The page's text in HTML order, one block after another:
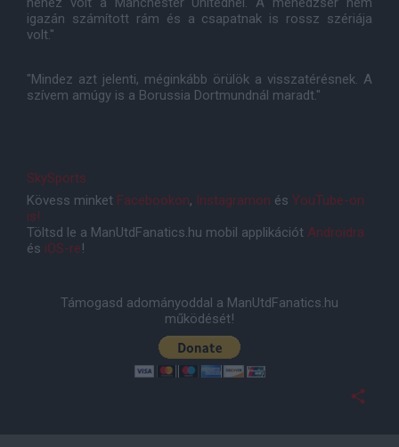
igazán számított rám és a csapatnak is rossz szériája
volt."
"Mindez azt jelenti, méginkább örülök a visszatérésnek. A
szívem amúgy is a Borussia Dortmundnál maradt."
SkySports
Kövess minket Facebookon, Instagramon és YouTube-on
is!
Töltsd le a ManUtdFanatics.hu mobil applikációt Androidra
és iOS-re!
Támogasd adományoddal a ManUtdFanatics.hu
működését!